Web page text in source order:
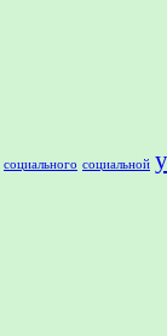
социального социальной